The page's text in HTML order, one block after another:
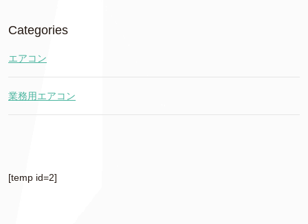
Categories
エアコン
業務用エアコン
[temp id=2]